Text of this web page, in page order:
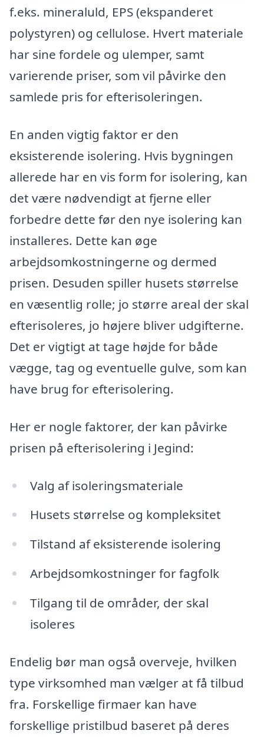
f.eks. mineraluld, EPS (ekspanderet
polystyren) og cellulose. Hvert materiale
har sine fordele og ulemper, samt
varierende priser, som vil påvirke den
samlede pris for efterisoleringen.
En anden vigtig faktor er den
eksisterende isolering. Hvis bygningen
allerede har en vis form for isolering, kan
det være nødvendigt at fjerne eller
forbedre dette før den nye isolering kan
installeres. Dette kan øge
arbejdsomkostningerne og dermed
prisen. Desuden spiller husets størrelse
en væsentlig rolle; jo større areal der skal
efterisoleres, jo højere bliver udgifterne.
Det er vigtigt at tage højde for både
vægge, tag og eventuelle gulve, som kan
have brug for efterisolering.
Her er nogle faktorer, der kan påvirke
prisen på efterisolering i Jegind:
Valg af isoleringsmateriale
Husets størrelse og kompleksitet
Tilstand af eksisterende isolering
Arbejdsomkostninger for fagfolk
Tilgang til de områder, der skal
isoleres
Endelig bør man også overveje, hvilken
type virksomhed man vælger at få tilbud
fra. Forskellige firmaer kan have
forskellige pristilbud baseret på deres